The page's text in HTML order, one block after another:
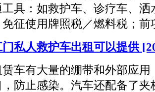
具：如救护车、诊疗车、洒
征使用牌照税／燃料税；前
私人救护车出租可以提供
车有大量的绷带和外部应用
防止感染。汽车还配备了夹